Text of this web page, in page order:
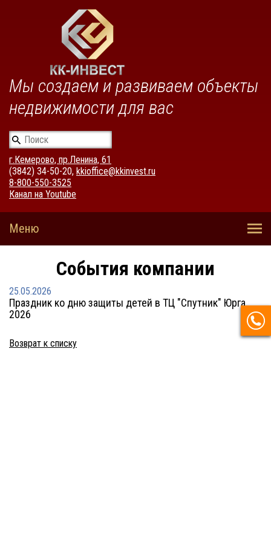
Мы создаем и развиваем объекты
недвижимости для вас
г.Кемерово, пр.Ленина, 61
(3842) 34-50-20, kkioffice@kkinvest.ru
8-800-550-3525
Канал на Youtube
События компании
25.05.2026
Праздник ко дню защиты детей в ТЦ "Спутник" Юрга
2026
Возврат к списку